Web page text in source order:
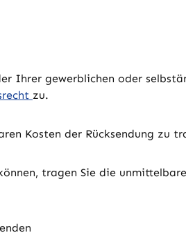
Ihrer gewerblichen oder
zu.
Kosten der Rücksendung zu
tragen Sie die